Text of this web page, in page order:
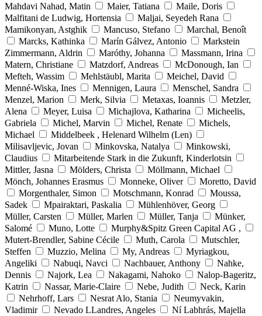
Mahdavi Nahad, Matin
Maier, Tatiana
Maile, Doris
Malfitani de Ludwig, Hortensia
Maljai, Seyedeh Rana
Mamikonyan, Astghik
Mancuso, Stefano
Marchal, Benoît
Marcks, Kathinka
Marín Gálvez, Antonio
Markstein
Zimmermann, Aldrin
Maróthy, Johanna
Massmann, Irina
Matern, Christiane
Matzdorf, Andreas
McDonough, Ian
Mefteh, Wassim
Mehlstäubl, Marita
Meichel, David
Menné-Wiska, Ines
Mennigen, Laura
Menschel, Sandra
Menzel, Marion
Merk, Silvia Metaxas, Ioannis
Metzler,
Alena
Meyer, Luisa Michajlova, Katharina
Micheelis,
Gabriela
Michel, Marvin Michel, Renate
Michels,
Michael
Middelbeek , Helenard Wilhelm (Len)
Milisavljevic, Jovan
Minkovska, Natalya
Minkowski,
Claudius
Mitarbeitende Stark in die Zukunft, Kinderlotsin
Mittler, Jasna
Mölders, Christa
Möllmann, Michael
Mönch, Johannes Erasmus
Monneke, Oliver
Moretto, David
Morgenthaler, Simon
Motschmann, Konrad
Moussa,
Sadek
Mpairaktari, Paskalia
Mühlenhöver, Georg
Müller, Carsten
Müller, Marlen Müller, Tanja
Münker,
Salomé
Muno, Lotte
Murphy&Spitz Green Capital AG ,
Mutert-Brendler, Sabine Cécile
Muth, Carola
Mutschler,
Steffen
Muzzio, Melina My, Andreas
Myriagkou,
Angeliki
Nabuqi, Navci Nachbauer, Anthony
Nahke,
Dennis
Najork, Lea Nakagami, Nahoko
Nalop-Bageritz,
Katrin
Nassar, Marie-Claire Nebe, Judith
Neck, Karin
Nehrhoff, Lars
Nesrat Alo, Stania
Neumyvakin,
Vladimir
Nevado LLandres, Angeles
Ní Labhrás, Majella